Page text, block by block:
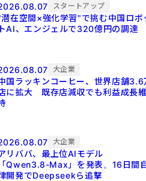
スタートアップ
在空間×強化学習"で挑む中国ロボ
AI、エンジェルで320億円の調達
大企業
国ラッキンコーヒー、世界店舗3.6
に拡大 既存店減収でも利益成長
大企業
リババ、最上位AIモデル
Qwen3.8-Max」を発表。16日間
開発でDeepseekら追撃